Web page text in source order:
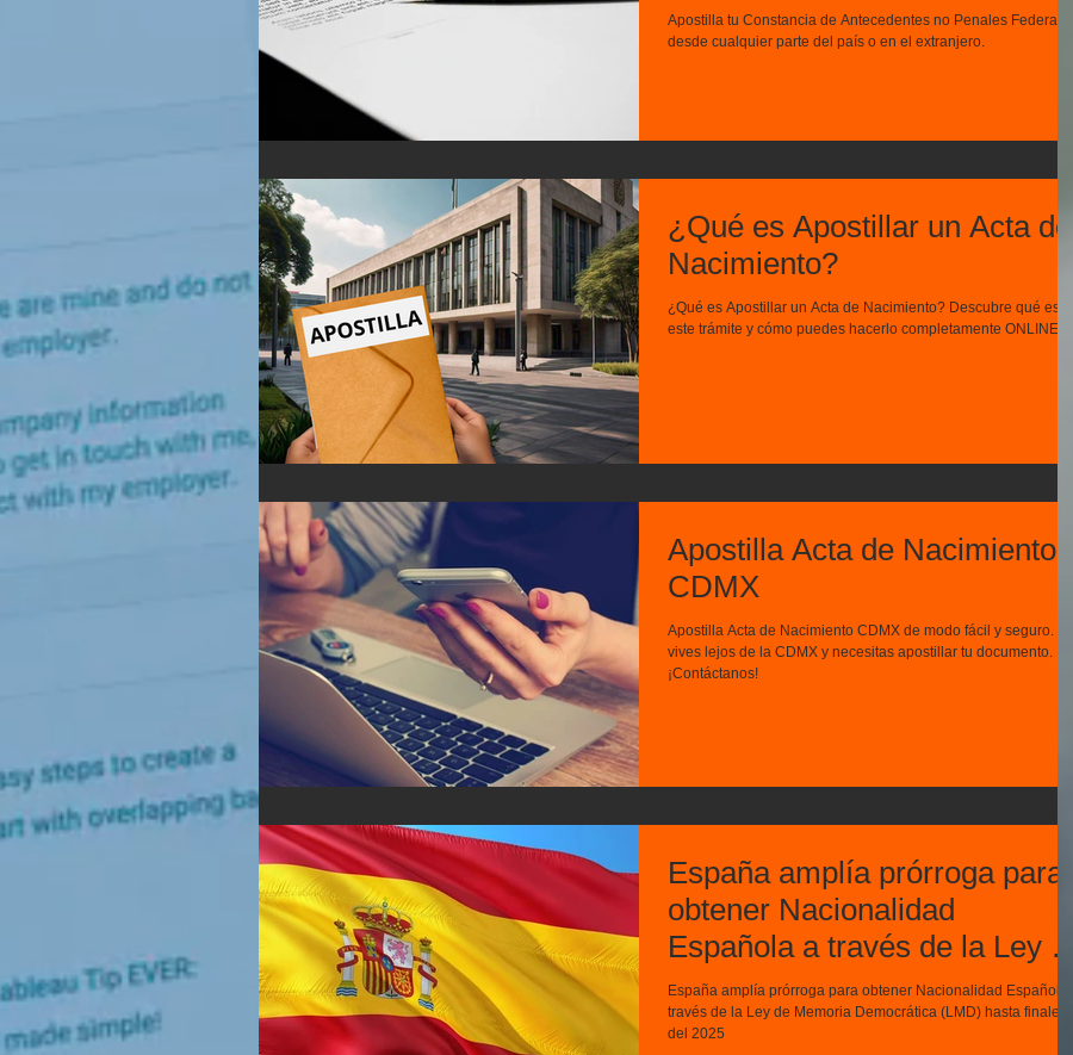
Apostilla tu Constancia de Antecedentes no Penales Federales
desde cualquier parte del país o en el extranjero.
¿Qué es Apostillar un Acta de
Nacimiento?
¿Qué es Apostillar un Acta de Nacimiento? Descubre qué es
este trámite y cómo puedes hacerlo completamente ONLINE.
Apostilla Acta de Nacimiento
CDMX
Apostilla Acta de Nacimiento CDMX de modo fácil y seguro. Si
vives lejos de la CDMX y necesitas apostillar tu documento.
¡Contáctanos!
España amplía prórroga para
obtener Nacionalidad
Española a través de la Ley de
Memoria Democrática (LMD)
hasta finales del 2025
España amplía prórroga para obtener Nacionalidad Española a
través de la Ley de Memoria Democrática (LMD) hasta finales
del 2025